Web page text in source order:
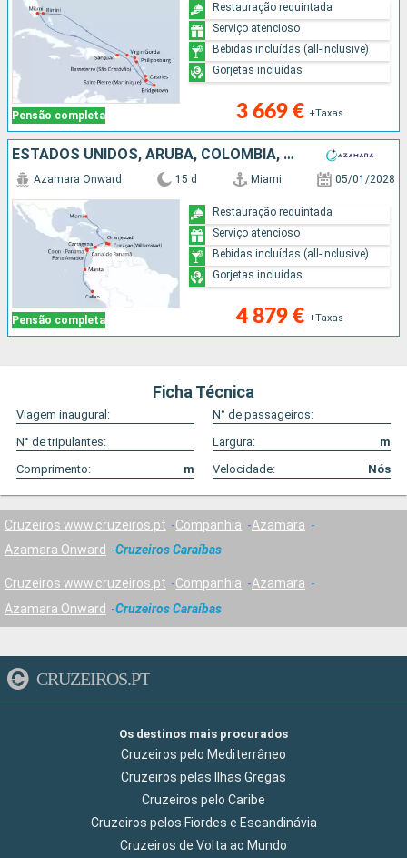
Pensão completa 3 669 € +Taxas
Restauração requintada
Serviço atencioso
Bebidas incluídas (all-inclusive)
Gorjetas incluídas
ESTADOS UNIDOS, ARUBA, COLÔMBIA, PANAMA, EQUADOR, PERÚ
Pensão completa
Azamara Onward 15 d Miami 05/01/2028
4 879 € +Taxas
Restauração requintada
Serviço atencioso
Bebidas incluídas (all-inclusive)
Gorjetas incluídas
Ficha Técnica
Viagem inaugural:
N° de passageiros:
N° de tripulantes:
Largura:
m
Comprimento:
m Velocidade: Nós
Cruzeiros www.cruzeiros.pt Companhia
Azamara
Azamara Onward
Cruzeiros Caraíbas
Cruzeiros www.cruzeiros.pt Companhia
Azamara
Azamara Onward
Cruzeiros Caraíbas
CRUZEIROS.PT
Os destinos mais procurados
Cruzeiros pelo Mediterrâneo
Cruzeiros pelas Ilhas Gregas
Cruzeiros pelo Caribe
Cruzeiros pelos Fiordes e Escandinávia
Cruzeiros de Volta ao Mundo